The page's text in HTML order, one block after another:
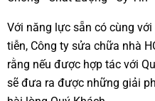
Với năng lực sẵn có cùng
tiễn, Công ty sửa chữa nhà
rằng nếu được hợp tác với
sẽ đưa ra được những giải